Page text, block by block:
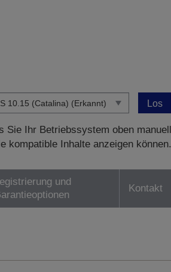
Los
Ihr Betriebssystem oben manuell
kompatible Inhalte anzeigen können.
und
Kontakt